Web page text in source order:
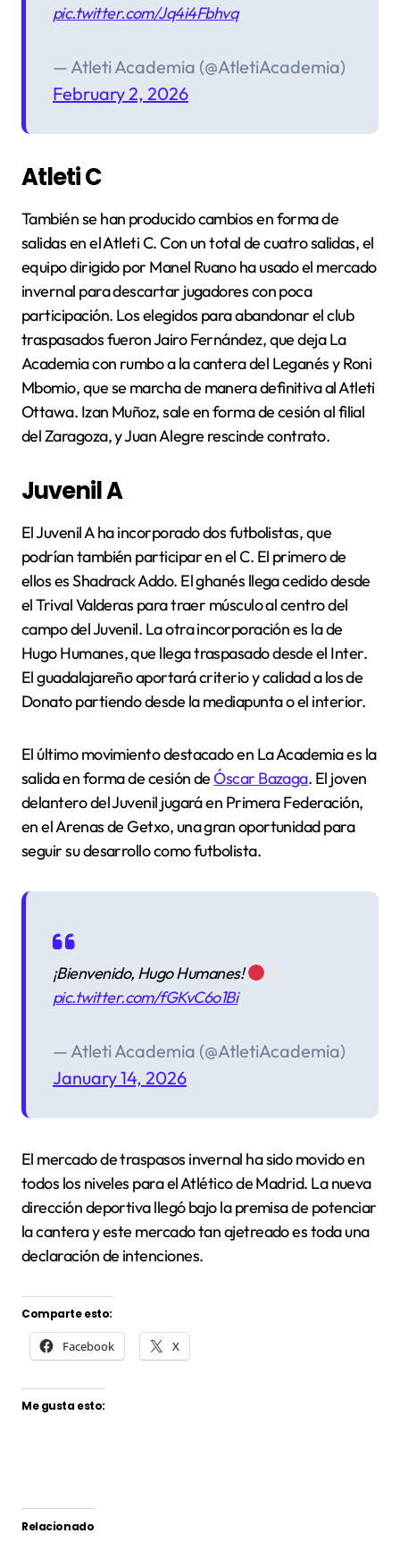
pic.twitter.com/Jq4i4Fbhvq
— Atleti Academia (@AtletiAcademia)
February 2, 2026
Atleti C
También se han producido cambios en forma de
salidas en el Atleti C. Con un total de cuatro salidas, el
equipo dirigido por Manel Ruano ha usado el mercado
invernal para descartar jugadores con poca
participación. Los elegidos para abandonar el club
traspasados fueron Jairo Fernández, que deja La
Academia con rumbo a la cantera del Leganés y Roni
Mbomio, que se marcha de manera definitiva al Atleti
Ottawa. Izan Muñoz, sale en forma de cesión al filial
del Zaragoza, y Juan Alegre rescinde contrato.
Juvenil A
El Juvenil A ha incorporado dos futbolistas, que
podrían también participar en el C. El primero de
ellos es Shadrack Addo. El ghanés llega cedido desde
el Trival Valderas para traer músculo al centro del
campo del Juvenil. La otra incorporación es la de
Hugo Humanes, que llega traspasado desde el Inter.
El guadalajareño aportará criterio y calidad a los de
Donato partiendo desde la mediapunta o el interior.
El último movimiento destacado en La Academia es la
salida en forma de cesión deÓscar Bazaga. El joven
delantero del Juvenil jugará en Primera Federación,
en el Arenas de Getxo, una gran oportunidad para
seguir su desarrollo como futbolista.
¡Bienvenido, Hugo Humanes!
pic.twitter.com/fGKvC6o1Bi
— Atleti Academia (@AtletiAcademia)
January 14, 2026
El mercado de traspasos invernal ha sido movido en
todos los niveles para el Atlético de Madrid. La nueva
dirección deportiva llegó bajo la premisa de potenciar
la cantera y este mercado tan ajetreado es toda una
declaración de intenciones.
Comparte esto:
Facebook X
Me gusta esto:
Relacionado